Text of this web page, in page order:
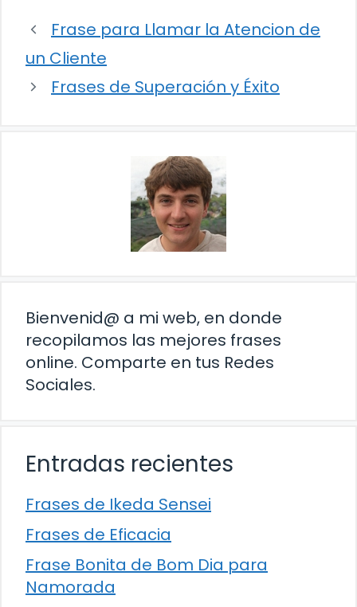
Frase para Llamar la Atencion de
un Cliente
Frases de Superación y Éxito
Bienvenid@ a mi web, en donde
recopilamos las mejores frases
online. Comparte en tus Redes
Sociales.
Entradas recientes
Frases de Ikeda Sensei
Frases de Eficacia
Frase Bonita de Bom Dia para
Namorada